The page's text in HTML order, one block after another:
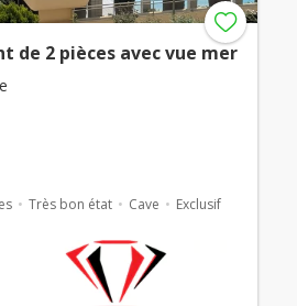
de 2 pièces avec vue mer
Très bon état Cave Exclusif